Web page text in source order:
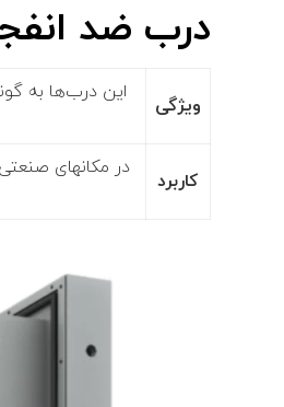
درب ضد
ویژگی‌
این درب‌ها به
کاربرد
در مکانهای